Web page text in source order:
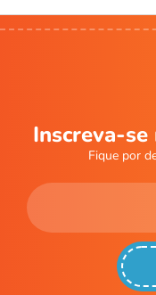
Inscreva-
Fique por